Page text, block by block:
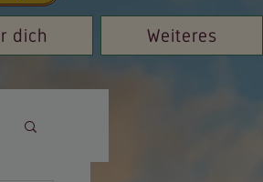
dich Weiteres